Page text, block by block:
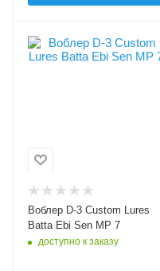
Цвет приманки
7
Длина приманки, мм
Вес приманки, гр
2.5
Плавучесть
Воблер D-3 Custom Lures
Batta Ebi Sen MP 7
доступно к заказу